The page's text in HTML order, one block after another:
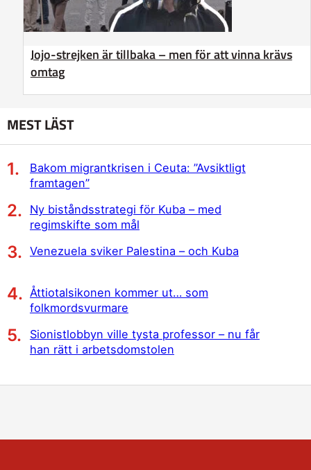
Jojo-strejken är tillbaka – men för att vinna krävs
omtag
MEST LÄST
Bakom migrantkrisen i Ceuta: ”Avsiktligt
framtagen”
Ny biståndsstrategi för Kuba – med
regimskifte som mål
Venezuela sviker Palestina – och Kuba
Åttiotalsikonen kommer ut… som
folkmordsvurmare
Sionistlobbyn ville tysta professor – nu får
han rätt i arbetsdomstolen